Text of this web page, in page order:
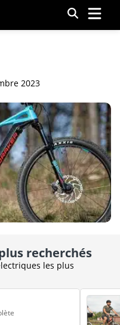
Menu
2023
recherchés
les plus